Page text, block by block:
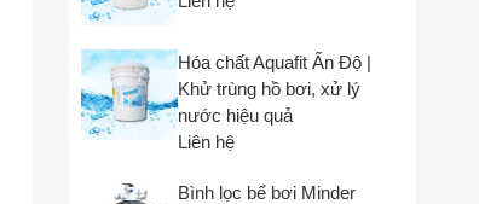
Hóa chất Aquafit Ấn Độ |
Khử trùng hồ bơi, xử lý
nước hiệu quả
Liên hệ
Bình lọc bể bơi Minder